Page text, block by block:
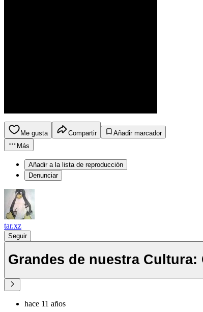
Me gusta Compartir
Añadir marcador
Más
Añadir a la lista de reproducción
Denunciar
tar.xz
Seguir
Grandes de nuestra
hace 11 años